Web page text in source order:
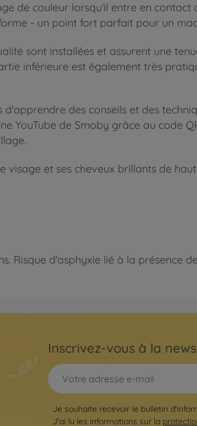
de couleur lorsqu'il entre en
- un point fort parfait pour un
sont installées et assurent une
inférieure est également très
des conseils et des
YouTube de Smoby grâce au code
visage et ses cheveux brillants de
Risque d'asphyxie lié à la présence
Inscrivez-vous à la
Je souhaite recevoir le bulletin
J'ai lu les informations sur la